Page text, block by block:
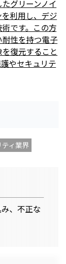
グリーンノイ
利用し、デジ
です。この方
性を持つ電子
復元すること
やセキュリテ
ィ業界
、不正な